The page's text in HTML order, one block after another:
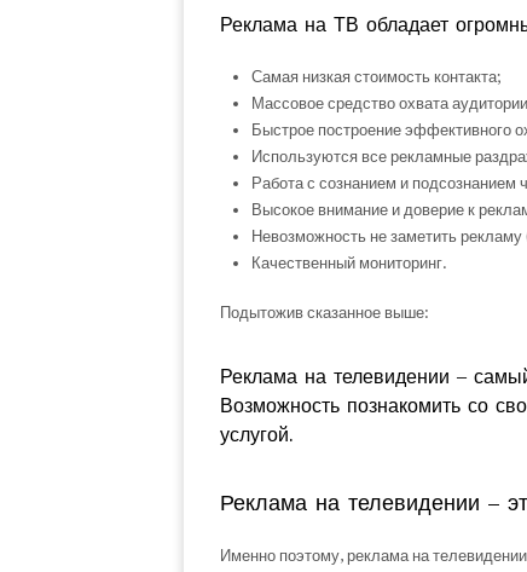
Реклама на ТВ обладает
Самая низкая стоимость контакта;
Массовое средство охвата
Быстрое построение эффективного
Используются все рекламные
Работа с сознанием и подсознанием
Высокое внимание и доверие к
Невозможность не заметить рекламу
Качественный мониторинг.
Подытожив сказанное выше:
Реклама на телевидении –
Возможность познакомить со
услугой.
Реклама на телевидении –
Именно поэтому, реклама на